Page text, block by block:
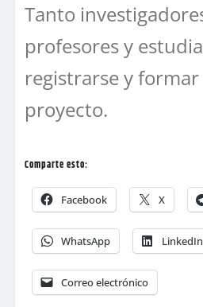
Tanto
profesores y
registrarse y
proyecto.
Comparte esto:
Facebook X
WhatsApp LinkedIn
Correo electrónico